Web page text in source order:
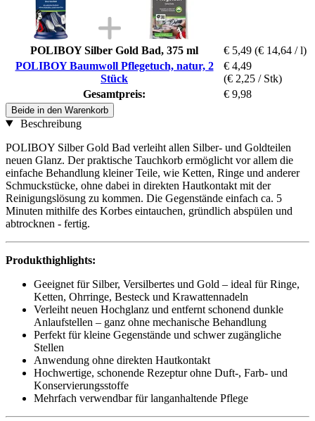
POLIBOY Silber Gold Bad, 375 ml € 5,49 (€ 14,64 / l)
POLIBOY Baumwoll Pflegetuch, natur, 2
Stück
€ 4,49
(€ 2,25 / Stk)
Gesamtpreis:
€ 9,98
Beide in den Warenkorb
Beschreibung
POLIBOY Silber Gold Bad verleiht allen Silber- und Goldteilen
neuen Glanz. Der praktische Tauchkorb ermöglicht vor allem die
einfache Behandlung kleiner Teile, wie Ketten, Ringe und anderer
Schmuckstücke, ohne dabei in direkten Hautkontakt mit der
Reinigungslösung zu kommen. Die Gegenstände einfach ca. 5
Minuten mithilfe des Korbes eintauchen, gründlich abspülen und
abtrocknen - fertig.
Produkthighlights:
Geeignet für Silber, Versilbertes und Gold – ideal für Ringe,
Ketten, Ohrringe, Besteck und Krawattennadeln
Verleiht neuen Hochglanz und entfernt schonend dunkle
Anlaufstellen – ganz ohne mechanische Behandlung
Perfekt für kleine Gegenstände und schwer zugängliche
Stellen
Anwendung ohne direkten Hautkontakt
Hochwertige, schonende Rezeptur ohne Duft-, Farb- und
Konservierungsstoffe
Mehrfach verwendbar für langanhaltende Pflege